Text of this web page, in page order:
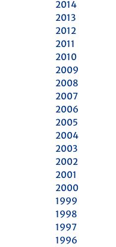
2014
2013
2012
2011
2010
2009
2008
2007
2006
2005
2004
2003
2002
2001
2000
1999
1998
1997
1996